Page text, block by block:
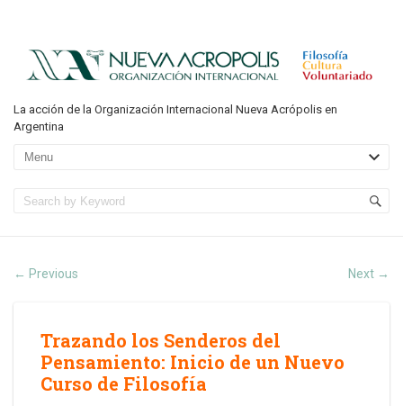
La acción de la Organización Internacional Nueva Acrópolis en
Argentina
← Previous Next →
Trazando los Senderos del
Pensamiento: Inicio de un Nuevo
Curso de Filosofía